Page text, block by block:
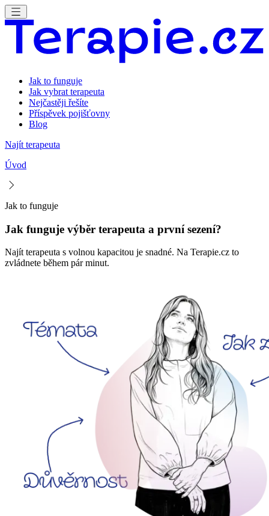
Jak to funguje
Jak vybrat terapeuta
Nejčastěji řešíte
Příspěvek pojišťovny
Blog
Najít terapeuta
Úvod
Jak to funguje
Jak funguje výběr terapeuta a první sezení?
Najít terapeuta s volnou kapacitou je snadné. Na Terapie.cz to
zvládnete během pár minut.